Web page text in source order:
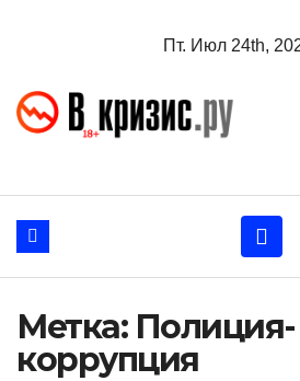
Пт. Июл 24th,
Метка: Полиция-
коррупция